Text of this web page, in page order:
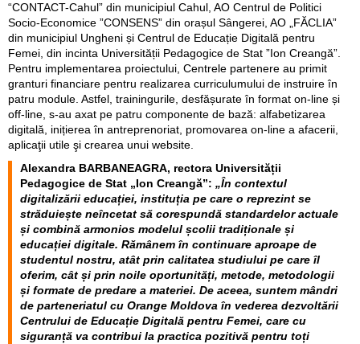
“CONTACT-Cahul” din municipiul Cahul, AO Centrul de Politici
Socio-Economice ”CONSENS” din orașul Sângerei, AO „FĂCLIA”
din municipiul Ungheni și Centrul de Educație Digitală pentru
Femei, din incinta Universității Pedagogice de Stat ”Ion Creangă”.
Pentru implementarea proiectului, Centrele partenere au primit
granturi financiare pentru realizarea curriculumului de instruire în
patru module. Astfel, trainingurile, desfășurate în format on-line și
off-line, s-au axat pe patru componente de bază: alfabetizarea
digitală, inițierea în antreprenoriat, promovarea on-line a afacerii,
aplicaţii utile şi crearea unui website.
Alexandra BARBANEAGRA, rectora Universității
Pedagogice de Stat „Ion Creangă”: „În contextul
digitalizării educației, instituția pe care o reprezint se
străduiește neîncetat să corespundă standardelor actuale
și combină armonios modelul școlii tradiționale și
educației digitale. Rămânem în continuare aproape de
studentul nostru, atât prin calitatea studiului pe care îl
oferim, cât și prin noile oportunități, metode, metodologii
și formate de predare a materiei. De aceea, suntem mândri
de parteneriatul cu Orange Moldova în vederea dezvoltării
Centrului de Educație Digitală pentru Femei, care cu
siguranță va contribui la practica pozitivă pentru toți